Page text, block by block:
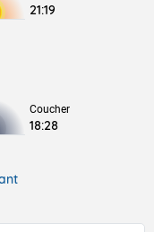
21:19
Coucher
18:28